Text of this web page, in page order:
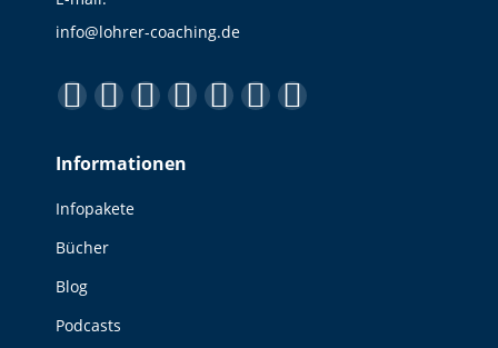
info@lohrer-coaching.de
Finden Sie uns auf:
Facebook
opens
new
window
YouTube
opens
Linkedin
opens
Instagram
opens
E-
WebsiteXING
Informationen
Infopakete
Bücher
Blog
Podcasts